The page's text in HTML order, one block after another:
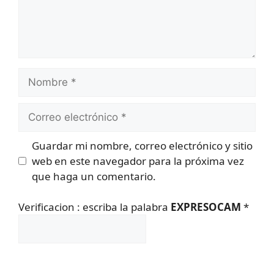
electrónico
Guardar mi nombre, correo electrónico y sitio
web en este navegador para la próxima vez
que haga un comentario.
Verificacion : escriba la palabra EXPRESOCAM *